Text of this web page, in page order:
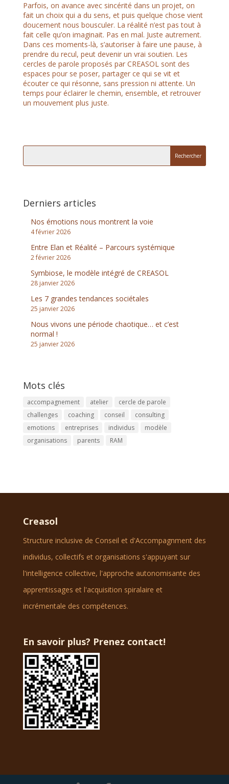
Parfois, on avance avec sincérité dans un projet, on
fait un choix qui a du sens, et puis quelque chose vient
doucement nous bousculer. La réalité n’est pas tout à
fait celle qu’on imaginait. Pas en mal. Juste autrement.
Dans ces moments-là, s’autoriser à faire une pause, à
prendre du recul, peut devenir un vrai soutien. Les
cercles de parole proposés par CREASOL sont des
espaces pour se poser, partager ce qui se vit et
écouter ce qui résonne, sans pression ni attente. Un
temps pour éclairer le chemin, ensemble, et retrouver
un mouvement plus juste.
Derniers articles
Nos émotions nous montrent la voie
4 février 2026
Entre Elan et Réalité – Parcours systémique
2 février 2026
Symbiose, le modèle intégré de CREASOL
28 janvier 2026
Les 7 grandes tendances sociétales
25 janvier 2026
Nous vivons une période chaotique… et c’est
normal !
25 janvier 2026
Mots clés
accompagnement atelier
cercle de parole
challenges
coaching conseil
consulting
emotions
entreprises individus
modèle
organisations
parents RAM
Creasol
Structure inclusive de Conseil et d'Accompagnment des
individus, collectifs et organisations s'appuyant sur
l'intelligence collective, l'approche autonomisante des
apprentissages et l'acquisition spiralaire et
incrémentale des compétences.
En savoir plus? Prenez contact!